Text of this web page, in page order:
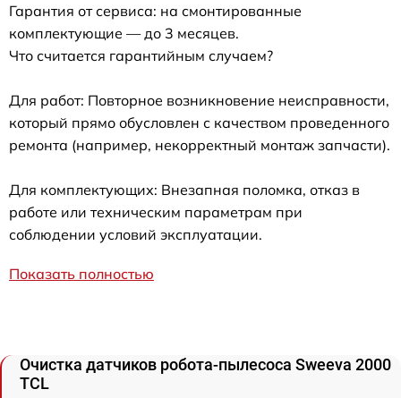
Гарантия от сервиса: на смонтированные
комплектующие — до 3 месяцев.
Что считается гарантийным случаем?
Для работ: Повторное возникновение неисправности,
который прямо обусловлен с качеством проведенного
ремонта (например, некорректный монтаж запчасти).
Для комплектующих: Внезапная поломка, отказ в
работе или техническим параметрам при
соблюдении условий эксплуатации.
Показать полностью
Очистка датчиков робота-пылесоса Sweeva 2000
TCL